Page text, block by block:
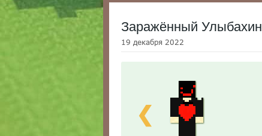
Заражённый Улыбахин
19 декабря 2022
❮